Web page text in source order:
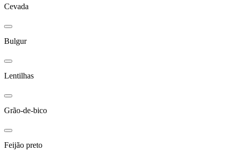
Cevada
Bulgur
Lentilhas
Grão-de-bico
Feijão preto